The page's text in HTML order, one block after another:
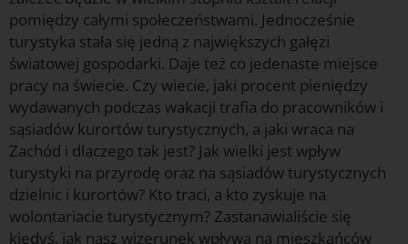
pomiędzy całymi społeczeństwami. Jednocześnie
turystyka stała się jedną z największych gałęzi
światowej gospodarki. Daje też co jedenaste miejsce
pracy na świecie. Czy wiecie, jaki procent pieniędzy
wydawanych podczas wakacji trafia do pracowników i
sąsiadów kurortów turystycznych, a jaki wraca na
Zachód i dlaczego tak jest? Jak wielki jest wpływ
turystyki na przyrodę oraz na sąsiadów turystycznych
dzielnic i kurortów? Kto traci, a kto zyskuje na
wolontariacie turystycznym? Zastanawialiście się
kiedyś, jak nasz wizerunek wpływa na mieszkańców